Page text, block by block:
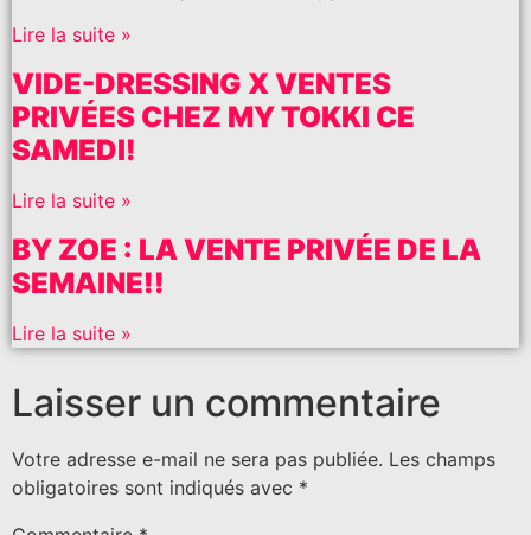
Lire la suite »
VIDE-DRESSING X VENTES
PRIVÉES CHEZ MY TOKKI CE
SAMEDI!
Lire la suite »
BY ZOE : LA VENTE PRIVÉE DE LA
SEMAINE!!
Lire la suite »
Laisser un commentaire
Votre adresse e-mail ne sera pas publiée. Les champs
obligatoires sont indiqués avec *